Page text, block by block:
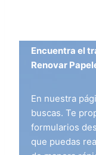
Encuentra el
Renovar
En nuestra
buscas. Te
formularios
que puedas